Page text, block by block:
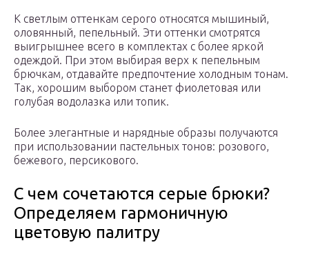
К светлым оттенкам серого относятся мышиный,
оловянный, пепельный. Эти оттенки смотрятся
выигрышнее всего в комплектах с более яркой
одеждой. При этом выбирая верх к пепельным
брючкам, отдавайте предпочтение холодным тонам.
Так, хорошим выбором станет фиолетовая или
голубая водолазка или топик.
Более элегантные и нарядные образы получаются
при использовании пастельных тонов: розового,
бежевого, персикового.
С чем сочетаются серые брюки?
Определяем гармоничную
цветовую палитру